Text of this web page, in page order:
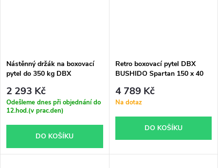
Nástěnný držák na boxovací
pytel do 350 kg DBX
2 293 Kč
Odešleme dnes při objednání do
12.hod.(v prac.den)
DO KOŠÍKU
Retro boxovací pytel DBX
BUSHIDO Spartan 150 x 40
4 789 Kč
Na dotaz
DO KOŠÍKU